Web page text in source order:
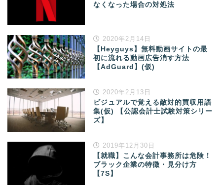
なくなった場合の対処法
2020年2月14日
【Heyguys】無料動画サイトの最
初に流れる動画広告消す方法
【AdGuard】(仮)
2020年2月13日
ビジュアルで覚える敵対的買収用語
集(仮) 【公認会計士試験対策シリー
ズ】
2019年12月30日
【就職】こんな会計事務所は危険！
ブラック企業の特徴・見分け方
【7S】